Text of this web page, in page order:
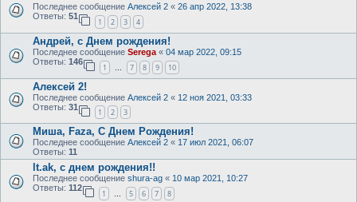
Последнее сообщение Алексей 2 « 26 апр 2022, 13:38
Ответы: 51
1 2 3 4
Андрей, с Днем рождения!
Последнее сообщение Serega « 04 мар 2022, 09:15
Ответы: 146
1 … 7 8 9 10
Алексей 2!
Последнее сообщение Алексей 2 « 12 ноя 2021, 03:33
Ответы: 31
1 2 3
Миша, Faza, С Днем Рождения!
Последнее сообщение Алексей 2 « 17 июл 2021, 06:07
Ответы: 11
lt.ak, с днем рождения!!
Последнее сообщение shura-ag « 10 мар 2021, 10:27
Ответы: 112
1 … 5 6 7 8